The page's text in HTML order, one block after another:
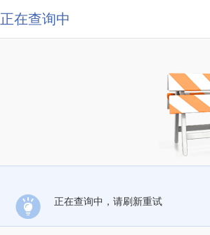
正在查询中
正在查询中，请刷新重试